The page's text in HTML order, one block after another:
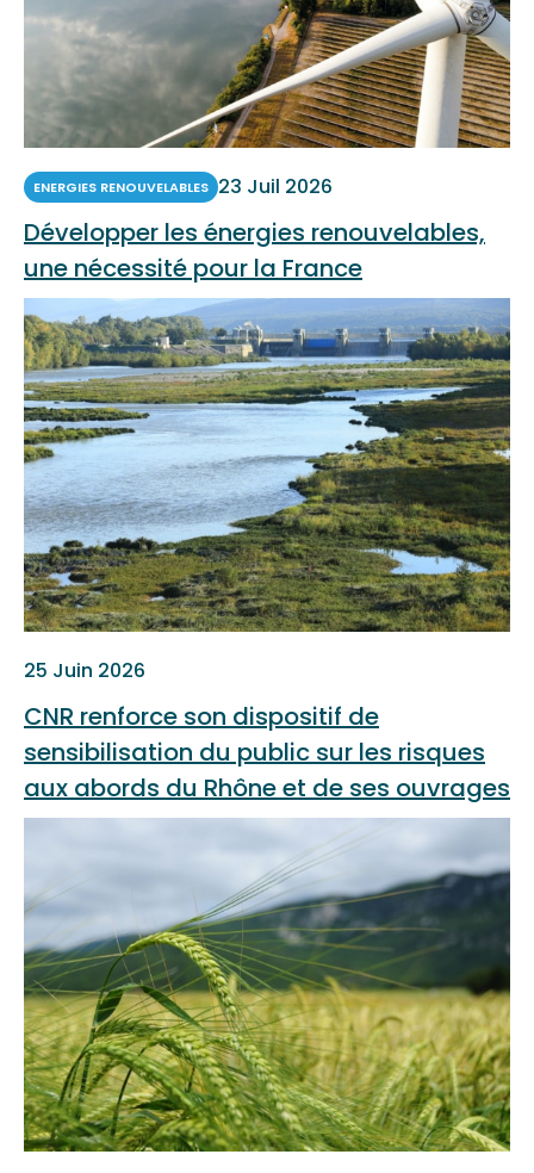
ENERGIES RENOUVELABLES 23 Juil 2026
Développer les énergies renouvelables,
une nécessité pour la France
25 Juin 2026
CNR renforce son dispositif de
sensibilisation du public sur les risques
aux abords du Rhône et de ses ouvrages